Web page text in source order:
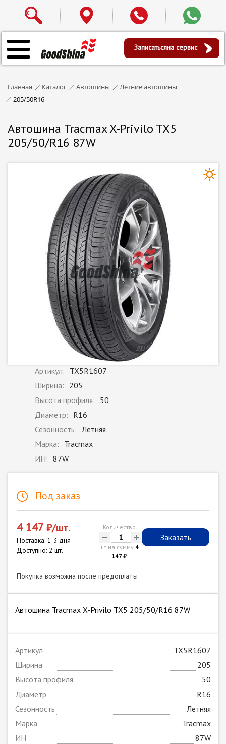
Записатьсяна сервис
Главная Каталог Автошины
Летние автошины
205/50R16
Автошина Tracmax X-Privilo TX5
205/50/R16 87W
Артикул: TX5R1607
Ширина: 205
Высота профиля: 50
Диаметр: R16
Сезонность: Летняя
Марка: Tracmax
ИН: 87W
Под заказ
4 147 ₽/шт.
Поставка: 1-3 дня
Доступно: 2 шт.
Количество
- +
шт на сумму4
147 ₽
Заказать
Покупка возможна после предоплаты
Автошина Tracmax X-Privilo TX5 205/50/R16 87W
Артикул
TX5R1607
Ширина
205
Высота профиля
50
Диаметр
R16
Сезонность
Летняя
Марка
Tracmax
ИН
87W